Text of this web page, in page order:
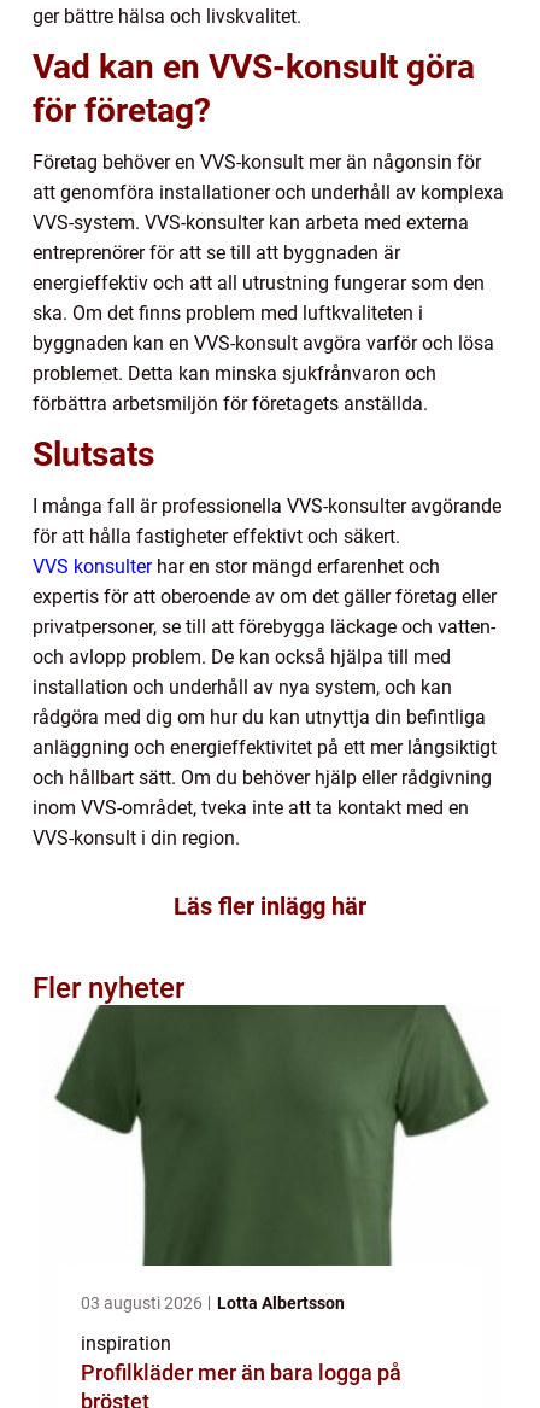
ger bättre hälsa och livskvalitet.
Vad kan en VVS-konsult göra
för företag?
Företag behöver en VVS-konsult mer än någonsin för
att genomföra installationer och underhåll av komplexa
VVS-system. VVS-konsulter kan arbeta med externa
entreprenörer för att se till att byggnaden är
energieffektiv och att all utrustning fungerar som den
ska. Om det finns problem med luftkvaliteten i
byggnaden kan en VVS-konsult avgöra varför och lösa
problemet. Detta kan minska sjukfrånvaron och
förbättra arbetsmiljön för företagets anställda.
Slutsats
I många fall är professionella VVS-konsulter avgörande
för att hålla fastigheter effektivt och säkert.
VVS konsulterhar en stor mängd erfarenhet och
expertis för att oberoende av om det gäller företag eller
privatpersoner, se till att förebygga läckage och vatten-
och avlopp problem. De kan också hjälpa till med
installation och underhåll av nya system, och kan
rådgöra med dig om hur du kan utnyttja din befintliga
anläggning och energieffektivitet på ett mer långsiktigt
och hållbart sätt. Om du behöver hjälp eller rådgivning
inom VVS-området, tveka inte att ta kontakt med en
VVS-konsult i din region.
Läs fler inlägg här
Fler nyheter
03 augusti 2026 Lotta Albertsson
inspiration
Profilkläder mer än bara logga på
bröstet